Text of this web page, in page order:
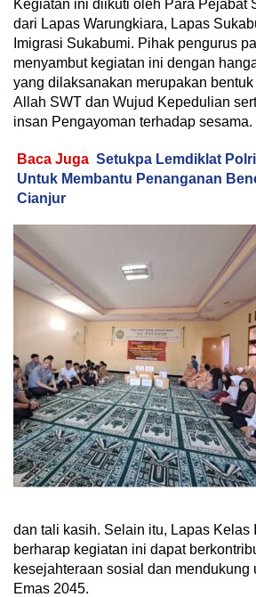
Kegiatan ini diikuti oleh Para Pejabat
dari Lapas Warungkiara, Lapas
Imigrasi Sukabumi. Pihak pengurus
menyambut kegiatan ini dengan
yang dilaksanakan merupakan
Allah SWT dan Wujud Kepedulian
insan Pengayoman terhadap sesama.
Baca Juga Setukpa Lemdiklat
Untuk Membantu Penanganan
Cianjur
dan tali kasih. Selain itu, Lapas Kelas
berharap kegiatan ini dapat
kesejahteraan sosial dan mendukung
Emas 2045.